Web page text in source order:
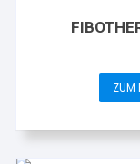
ZUM